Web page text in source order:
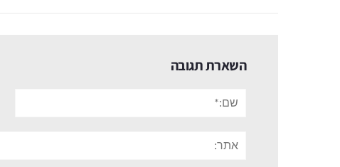
השארת תגובה